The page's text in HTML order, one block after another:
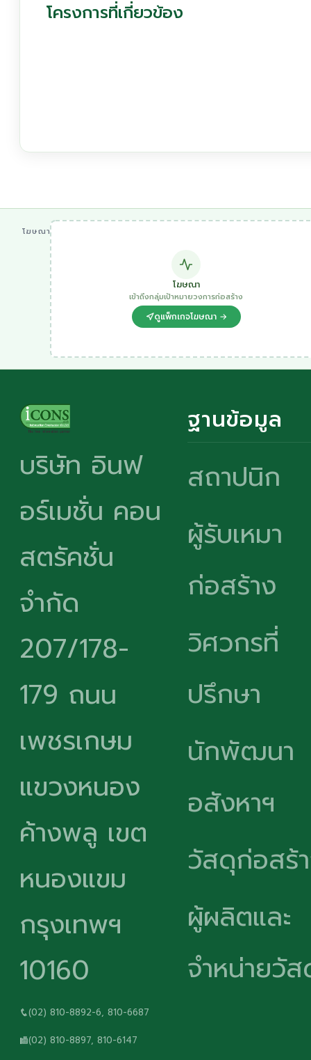
โครงการที่เกี่ยวข้อง
โฆษณา
โฆษณา
เข้าถึงกลุ่มเป้าหมายวงการก่อสร้าง
ดูแพ็กเกจโฆษณา →
บริษัท อินฟ
อร์เมชั่น คอน
สตรัคชั่น
จำกัด
207/178-
179 ถนน
เพชรเกษม
แขวงหนอง
ค้างพลู เขต
หนองแขม
กรุงเทพฯ
10160
(02) 810-8892-6, 810-6687
(02) 810-8897, 810-6147
ฐานข้อมูล
สถาปนิก
ผู้รับเหมา
ก่อสร้าง
วิศวกรที่
ปรึกษา
นักพัฒนา
อสังหาฯ
วัสดุก่อสร้
ผู้ผลิตและ
จำหน่ายวั